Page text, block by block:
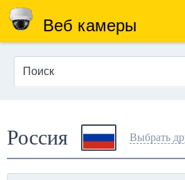
Веб камеры
Россия Выбрать